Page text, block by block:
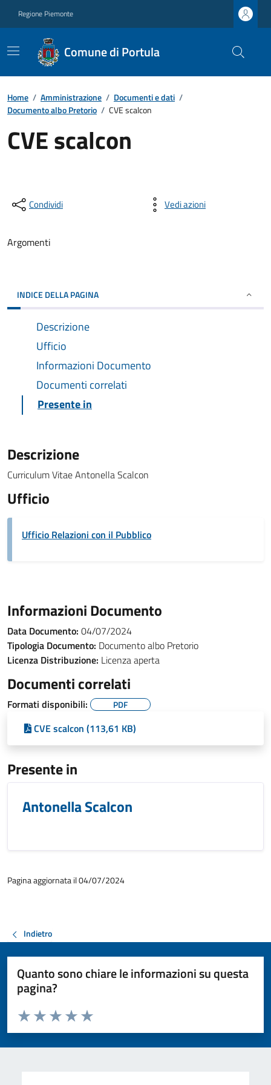
Regione Piemonte
Comune di Portula
Home / Amministrazione / Documenti e dati /
Documento albo Pretorio / CVE scalcon
CVE scalcon
Condividi Vedi azioni
Argomenti
INDICE DELLA PAGINA
Descrizione
Ufficio
Informazioni Documento
Documenti correlati
Presente in
Descrizione
Curriculum Vitae Antonella Scalcon
Ufficio
Ufficio Relazioni con il Pubblico
Informazioni Documento
Data Documento: 04/07/2024
Tipologia Documento: Documento albo Pretorio
Licenza Distribuzione: Licenza aperta
Documenti correlati
Formati disponibili: PDF
CVE scalcon (113,61 KB)
Presente in
Antonella Scalcon
Pagina aggiornata il 04/07/2024
Indietro
Quanto sono chiare le informazioni su questa
pagina?
Valuta da 1 a 5 stelle la pagina
Valuta 5 stelle su 5
Valuta 4 stelle su 5
Valuta 3 stelle su 5
Valuta 2 stelle su 5
Valuta 1 stelle su 5